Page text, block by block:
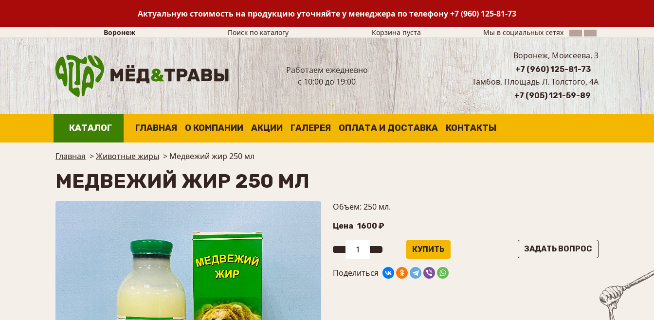
Актуальную стоимость на продукцию уточняйте у менеджера по телефону+7 (960) 125-81-73
Воронеж Поиск по каталогу Корзина пуста Мы в социальных сетях
Работаем ежедневно
с 10:00 до 19:00
Воронеж, Моисеева, 3
+7 (960) 125-81-73
Тамбов, Площадь Л. Толстого, 4А
+7 (905) 121-59-89
КАТАЛОГ ГЛАВНАЯ О КОМПАНИИ АКЦИИ ГАЛЕРЕЯ ОПЛАТА И ДОСТАВКА КОНТАКТЫ
Главная >Животные жиры > Медвежий жир 250 мл
МЕДВЕЖИЙ ЖИР 250 МЛ
Объём: 250 мл.
Цена 1600 ₽
ЗАДАТЬ ВОПРОС
Поделиться